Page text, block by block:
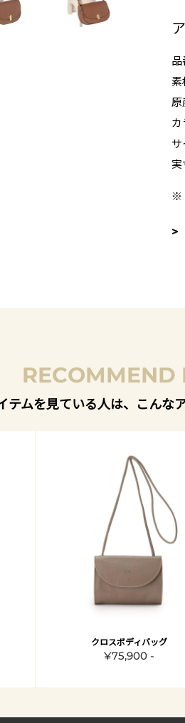
品
素
原
カ
サ
実
※
>
RECOMMEND
テムを見ている人は、こんな
クロスボディバッグ
¥75,900 -